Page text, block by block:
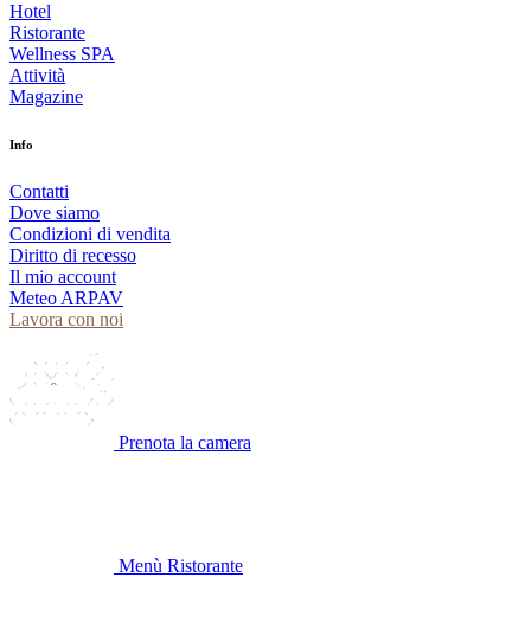
Hotel
Ristorante
Wellness SPA
Attività
Magazine
Info
Contatti
Dove siamo
Condizioni di vendita
Diritto di recesso
Il mio account
Meteo ARPAV
Lavora con noi
Prenota la camera
Menù Ristorante